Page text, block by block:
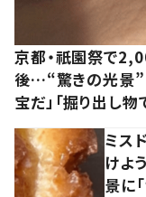
京都・祇園祭で
後…“驚きの光景”
宝だ」「掘り出し物
ミス
けよ
景に